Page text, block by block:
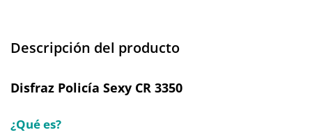
Descripción del producto
Disfraz Policía Sexy CR 3350
¿Qué es?